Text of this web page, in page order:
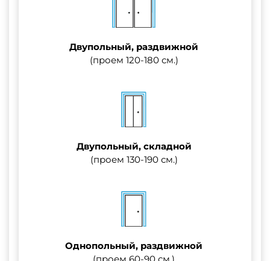
Двупольный, раздвижной
(проем 120-180 см.)
Двупольный, складной
(проем 130-190 см.)
Однопольный, раздвижной
(проем 60-90 см.)